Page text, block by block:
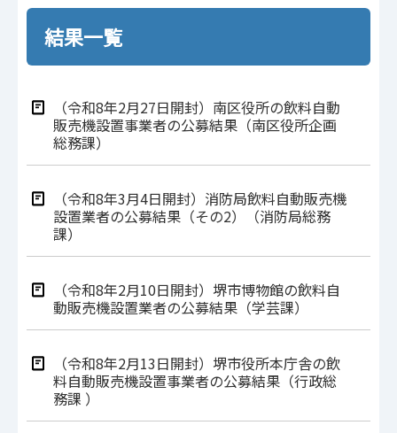
結果一覧
（令和8年2⽉27⽇開封）南区役所の飲料自動
販売機設置事業者の公募結果（南区役所企画
総務課）
（令和8年3月4日開封）消防局飲料自動販売機
設置業者の公募結果（その2）（消防局総務
課）
（令和8年2月10日開封）堺市博物館の飲料自
動販売機設置業者の公募結果（学芸課）
（令和8年2⽉13⽇開封）堺市役所本庁舎の飲
料⾃動販売機設置事業者の公募結果（行政総
務課 ）